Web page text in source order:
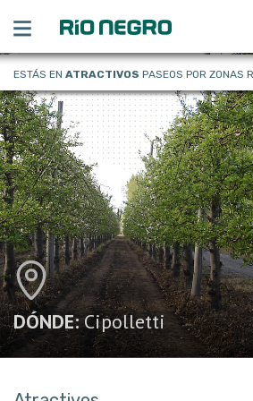
ESTÁS EN ATRACTIVOS PASEOS POR ZONAS
DÓNDE: Cipolletti